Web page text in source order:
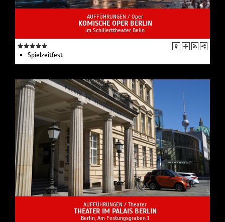
AUFFÜHRUNGEN / Oper
KOMISCHE OPER BERLIN
im Schillerttheater Belin
Spielzeit­fest
AUFFÜHRUNGEN / Theater
THEATER IM PALAIS BERLIN
Berlin, Am Festungsgraben 1